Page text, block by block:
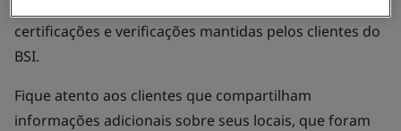
certificações e verificações mantidas pelos clientes do
BSI.
Fique atento aos clientes que compartilham
informações adicionais sobre seus locais, que foram